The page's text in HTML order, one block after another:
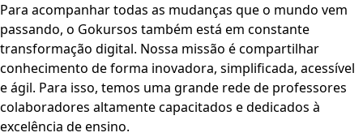
Para acompanhar todas as mudanças que o mundo vem
passando, o Gokursos também está em constante
transformação digital. Nossa missão é compartilhar
conhecimento de forma inovadora, simplificada, acessível
e ágil. Para isso, temos uma grande rede de professores
colaboradores altamente capacitados e dedicados à
excelência de ensino.